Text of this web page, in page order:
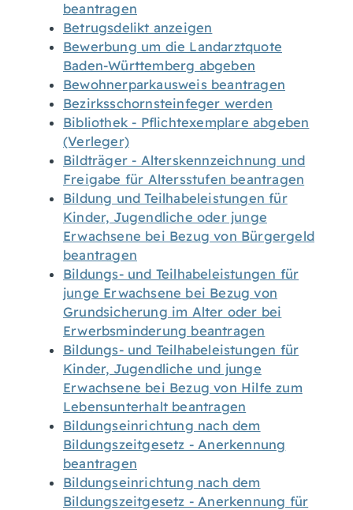
beantragen
Betrugsdelikt anzeigen
Bewerbung um die Landarztquote
Baden-Württemberg abgeben
Bewohnerparkausweis beantragen
Bezirksschornsteinfeger werden
Bibliothek - Pflichtexemplare abgeben
(Verleger)
Bildträger - Alterskennzeichnung und
Freigabe für Altersstufen beantragen
Bildung und Teilhabeleistungen für
Kinder, Jugendliche oder junge
Erwachsene bei Bezug von Bürgergeld
beantragen
Bildungs- und Teilhabeleistungen für
junge Erwachsene bei Bezug von
Grundsicherung im Alter oder bei
Erwerbsminderung beantragen
Bildungs- und Teilhabeleistungen für
Kinder, Jugendliche und junge
Erwachsene bei Bezug von Hilfe zum
Lebensunterhalt beantragen
Bildungseinrichtung nach dem
Bildungszeitgesetz - Anerkennung
beantragen
Bildungseinrichtung nach dem
Bildungszeitgesetz - Anerkennung für